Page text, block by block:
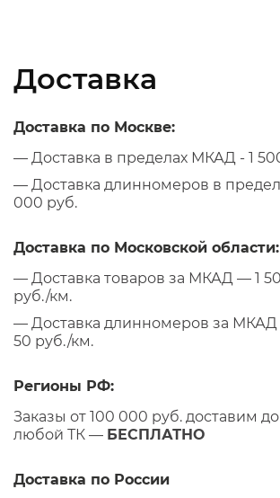
Доставка
Доставка по Москве:
— Доставка в пределах МКАД - 1
— Доставка длинномеров в
000 руб.
Доставка по Московской области:
— Доставка товаров за МКАД — 1
руб./км.
— Доставка длинномеров за МКАД
50 руб./км.
Регионы РФ:
Заказы от 100 000 руб. доставим
любой ТК — БЕСПЛАТНО
Доставка по России